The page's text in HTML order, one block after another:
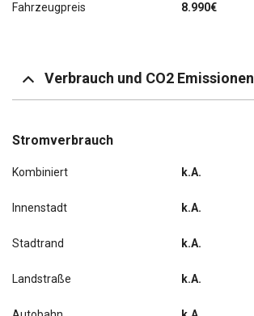
Fahrzeugpreis 8.990€
Verbrauch und CO2 Emissionen
Stromverbrauch
Kombiniert k.A.
Innenstadt k.A.
Stadtrand k.A.
Landstraße k.A.